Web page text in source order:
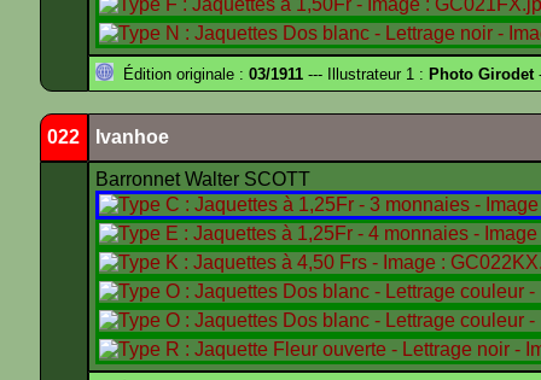
Édition originale : 03/1911 --- Illustrateur 1 : Photo Girodet
022 Ivanhoe
Barronnet Walter SCOTT